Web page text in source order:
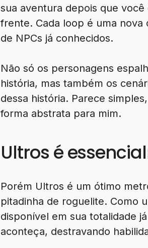
sua aventura depois que
frente. Cada loop é uma
de NPCs já conhecidos.
Não só os personagens
história, mas também os
dessa história. Parece
forma abstrata para mim.
Ultros é
Porém Ultros é um ótimo
pitadinha de roguelite. Como
disponível em sua totalidade
aconteça, destravando